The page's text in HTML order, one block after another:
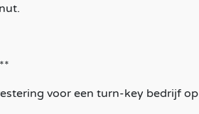
voor een turn-key bedrijf op